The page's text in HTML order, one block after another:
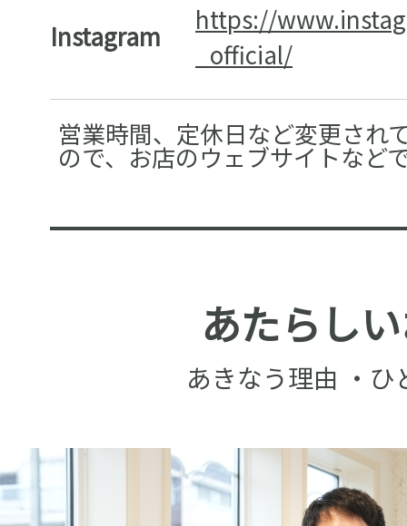
Instagram
https://
_official/
営業時間、定休日など変更され
ので、お店のウェブサイトなど
あたらし
あきなう理由 ・ひ